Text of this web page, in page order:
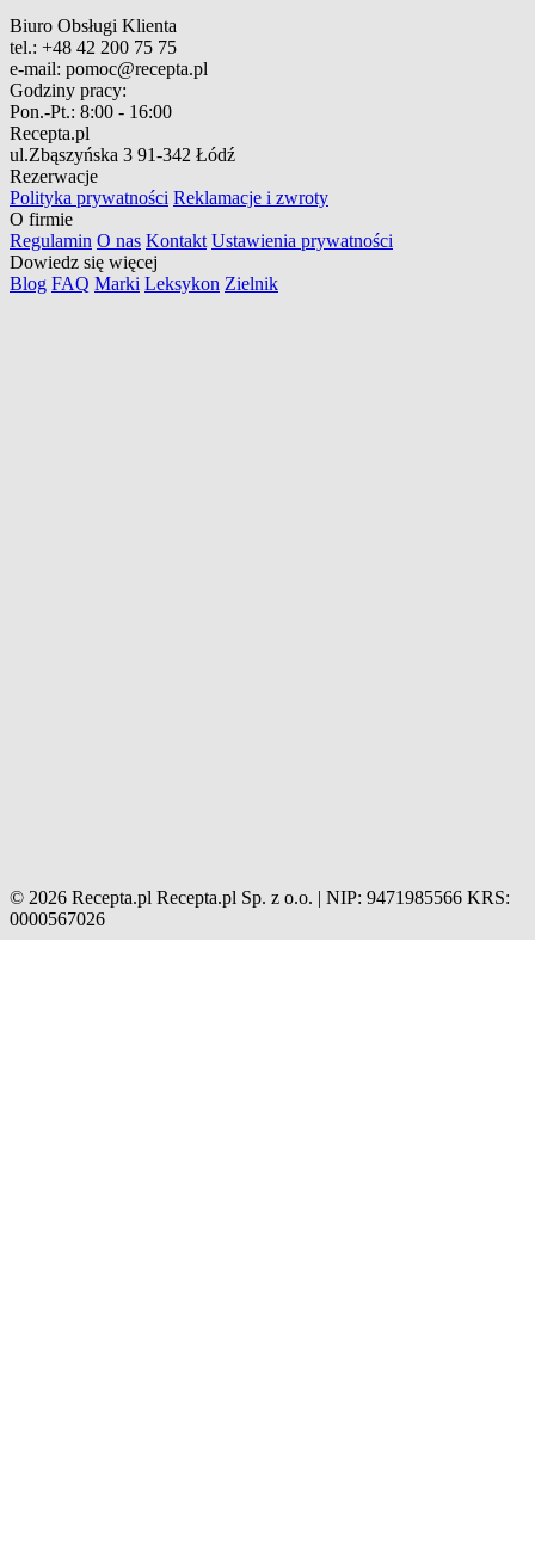
Biuro Obsługi Klienta
tel.: +48 42 200 75 75
e-mail: pomoc@recepta.pl
Godziny pracy:
Pon.-Pt.: 8:00 - 16:00
Recepta.pl
ul.Zbąszyńska 3 91-342 Łódź
Rezerwacje
Polityka prywatności Reklamacje i zwroty
O firmie
Regulamin O nas Kontakt Ustawienia prywatności
Dowiedz się więcej
Blog FAQ Marki Leksykon Zielnik
© 2026 Recepta.pl Recepta.pl Sp. z o.o. | NIP: 9471985566 KRS:
0000567026